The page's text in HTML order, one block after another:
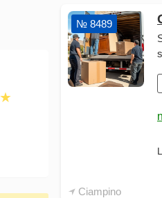
Ciampino
№ 8489